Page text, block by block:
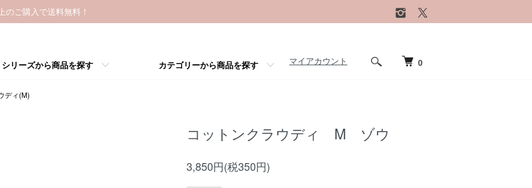
ご購入で送料無料！
マイアカウント 0
シリーズから商品を探す カテゴリーから商品を探す
ディ(M)
コットンクラウディ M ゾウ
3,850円(税350円)